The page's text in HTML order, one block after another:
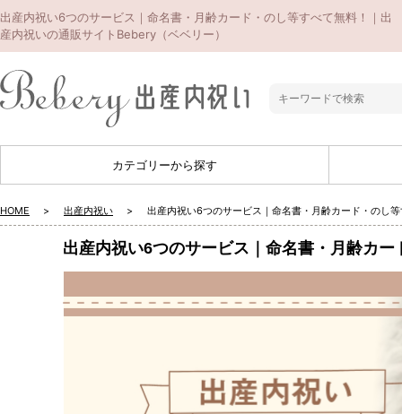
出産内祝い6つのサービス｜命名書・月齢カード・のし等すべて無料！｜出
産内祝いの通販サイトBebery（ベベリー）
カテゴリーから探す
HOME 出産内祝い 出産内祝い6つのサービス｜命名書・月齢カード・のし
出産内祝い6つのサービス｜命名書・月齢カ